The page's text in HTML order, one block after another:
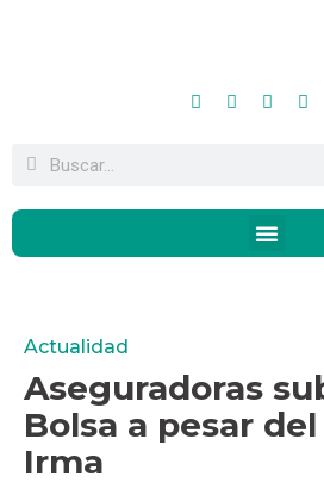
Actualidad
Aseguradoras
Bolsa a pesar
Irma